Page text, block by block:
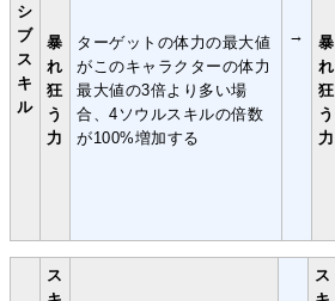
シ
ブ
ス
キ
ル
→
暴
れ
狂
う
力
ターゲットの体力の最大値
がこのキャラクターの体力
最大値の3倍より多い場
合、4ソウルスキルの倍数
が100%増加する
暴
れ
狂
う
力
ス
ス